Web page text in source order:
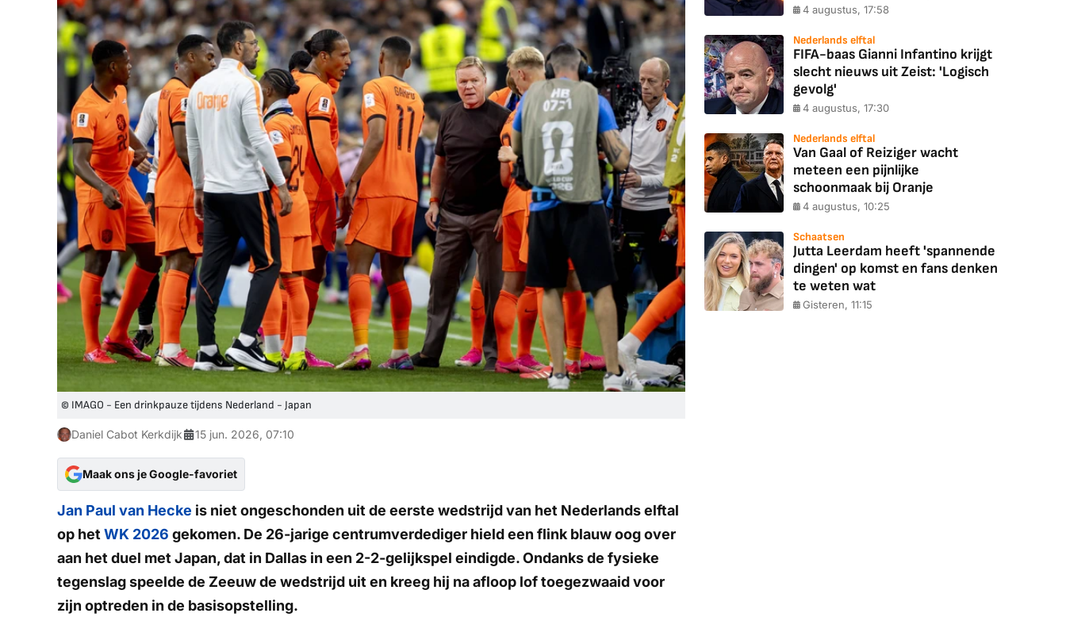
© IMAGO - Een drinkpauze tijdens Nederland - Japan
Daniel Cabot Kerkdijk 15 jun. 2026, 07:10
Maak ons je Google-favoriet
Jan Paul van Hecke is niet ongeschonden uit de eerste wedstrijd van het Nederlands elftal
op het WK 2026 gekomen. De 26-jarige centrumverdediger hield een flink blauw oog over
aan het duel met Japan, dat in Dallas in een 2-2-gelijkspel eindigde. Ondanks de fysieke
tegenslag speelde de Zeeuw de wedstrijd uit en kreeg hij na afloop lof toegezwaaid voor
zijn optreden in de basisopstelling.
4 augustus, 17:58
Nederlands elftal
FIFA-baas Gianni Infantino krijgt
slecht nieuws uit Zeist: 'Logisch
gevolg'
4 augustus, 17:30
Nederlands elftal
Van Gaal of Reiziger wacht
meteen een pijnlijke
schoonmaak bij Oranje
4 augustus, 10:25
Schaatsen
Jutta Leerdam heeft 'spannende
dingen' op komst en fans denken
te weten wat
Gisteren, 11:15